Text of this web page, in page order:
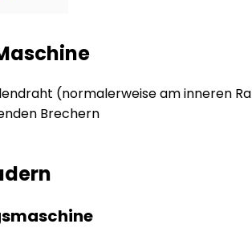
(normalerweise am inneren
Brechern